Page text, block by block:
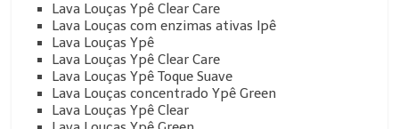
Lava Louças Ypê Clear Care
Lava Louças com enzimas ativas Ipê
Lava Louças Ypê
Lava Louças Ypê Clear Care
Lava Louças Ypê Toque Suave
Lava Louças concentrado Ypê Green
Lava Louças Ypê Clear